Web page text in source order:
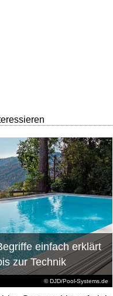
© DJD/Pool-Systems.de
einfach erklärt
zur Technik